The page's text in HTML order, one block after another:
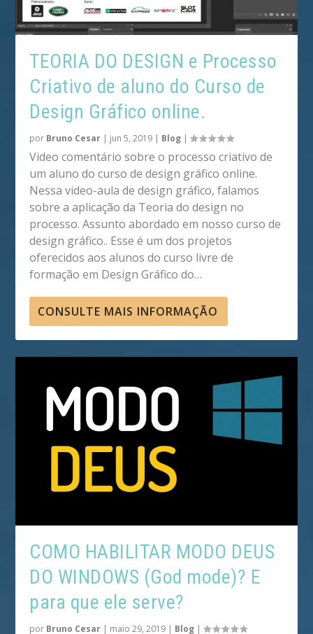
TEORIA DO DESIGN e Processo
Criativo de aluno do Curso de
Design Gráfico online.
por Bruno Cesar | jun 5, 2019 | Blog |
Video comentário sobre o processo criativo de
um aluno do curso de design gráfico online.
Nessa video-aula de design gráfico, falamos
sobre a aplicação da Teoria do design no
processo. Assunto abordado em nosso curso de
design gráfico.. Esse é um dos projetos
oferecidos aos alunos do curso livre de
formação em Design Gráfico do…
CONSULTE MAIS INFORMAÇÃO
COMO HABILITAR MODO DEUS
DO WINDOWS (God mode)? E
para que ele serve?
por Bruno Cesar | maio 29, 2019 | Blog |